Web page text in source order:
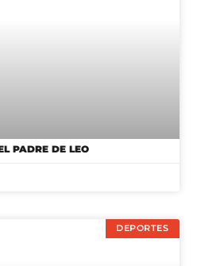
PADRE DE LEO
DEPORTES